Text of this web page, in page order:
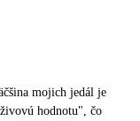
mojich jedál je
hodnotu", čo